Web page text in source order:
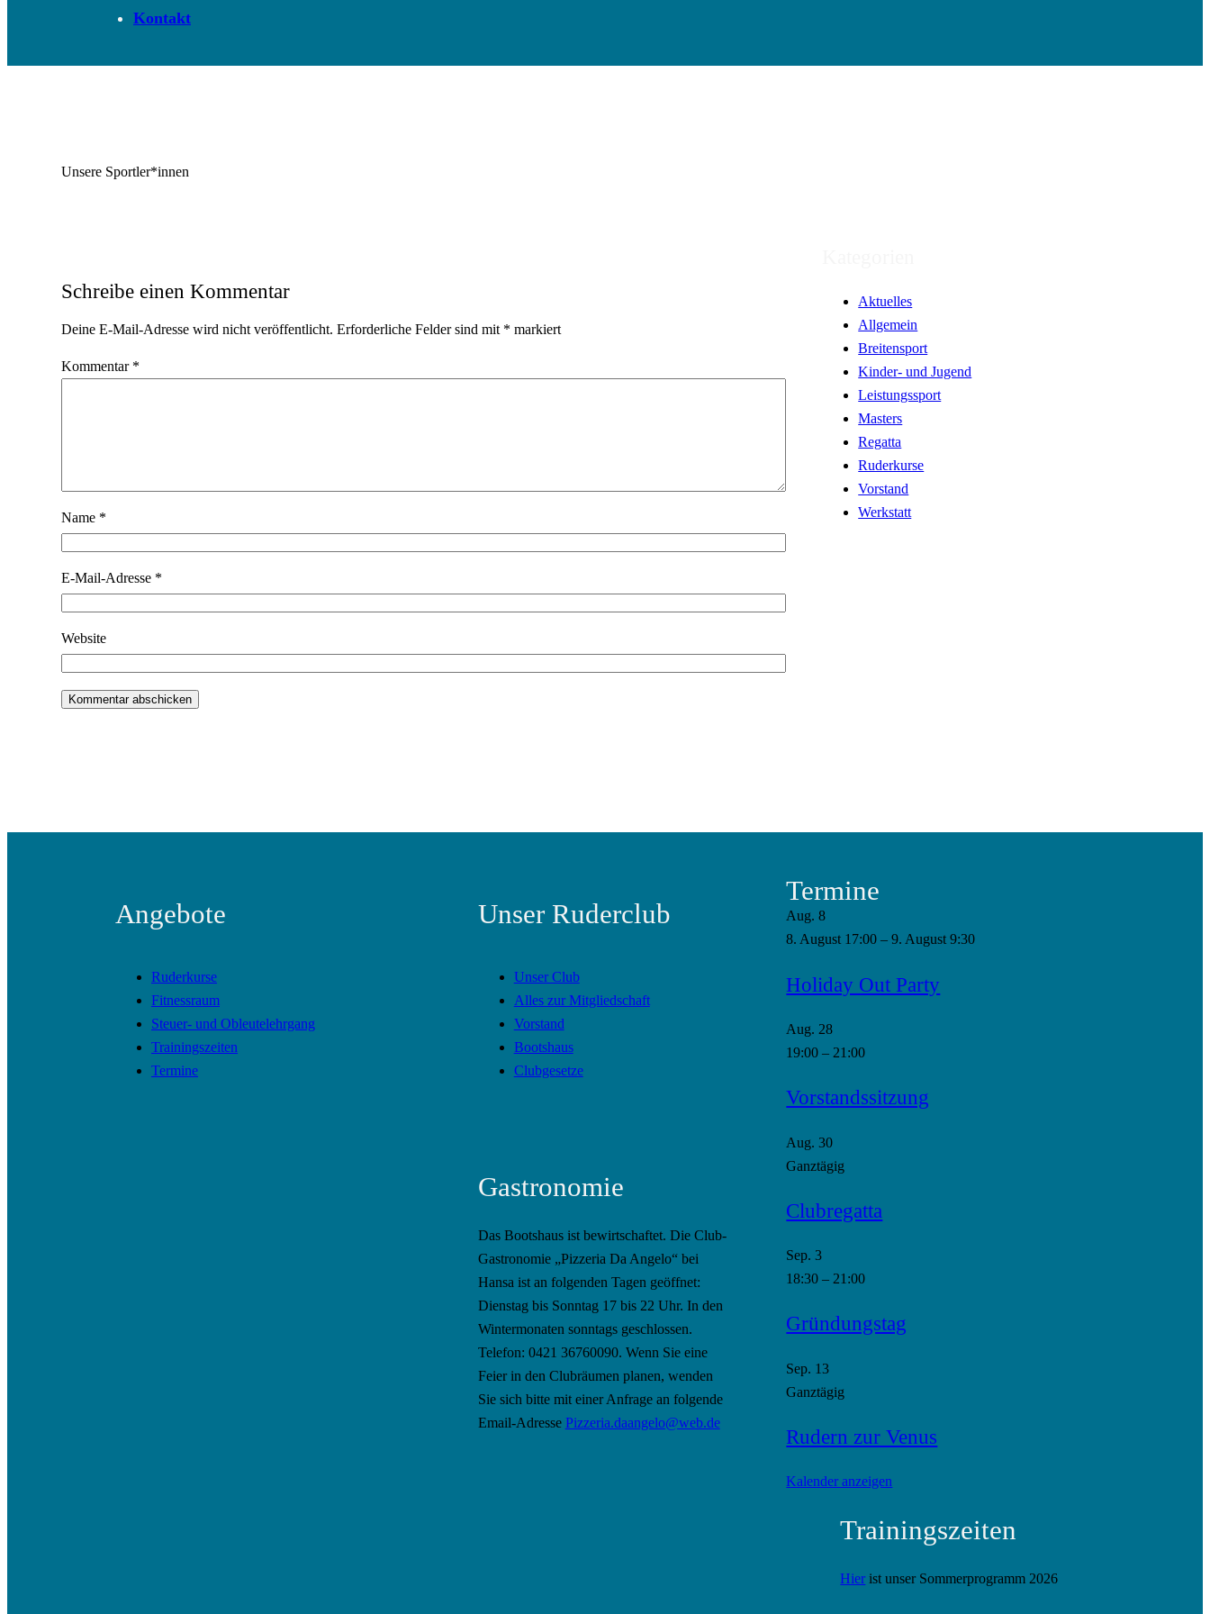
Kontakt
Unsere Sportler*innen
Schreibe einen Kommentar
Deine E-Mail-Adresse wird nicht veröffentlicht. Erforderliche Felder sind mit * markiert
Kommentar *
Name *
E-Mail-Adresse *
Website
Aktuelles
Allgemein
Breitensport
Kinder- und Jugend
Leistungssport
Masters
Regatta
Ruderkurse
Vorstand
Werkstatt
Angebote
Ruderkurse
Fitnessraum
Steuer- und Obleutelehrgang
Trainingszeiten
Termine
Unser Ruderclub
Unser Club
Alles zur Mitgliedschaft
Vorstand
Bootshaus
Clubgesetze
Gastronomie
Das Bootshaus ist bewirtschaftet. Die Club-
Gastronomie „Pizzeria Da Angelo“ bei
Hansa ist an folgenden Tagen geöffnet:
Dienstag bis Sonntag 17 bis 22 Uhr. In den
Wintermonaten sonntags geschlossen.
Telefon: 0421 36760090. Wenn Sie eine
Feier in den Clubräumen planen, wenden
Sie sich bitte mit einer Anfrage an folgende
Email-Adresse Pizzeria.daangelo@web.de
Termine
Aug.8
8. August 17:00 –9. August 9:30
Holiday Out Party
Aug. 28
19:00 – 21:00
Vorstandssitzung
Aug.30
Ganztägig
Clubregatta
Sep.3
18:30 – 21:00
Gründungstag
Sep. 13
Ganztägig
Rudern zur Venus
Kalender anzeigen
Trainingszeiten
Hier ist unser Sommerprogramm 2026